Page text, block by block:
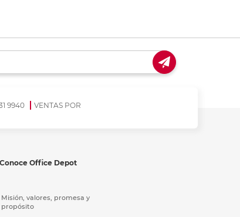
9940
VENTAS POR
Conoce Office Depot
Misión, valores, promesa y
propósito